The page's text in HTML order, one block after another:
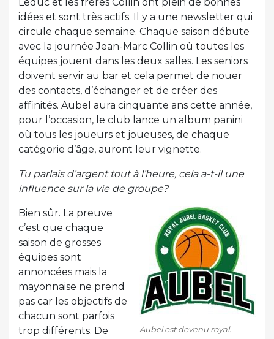
idées et sont très actifs. Il y a une newsletter qui
circule chaque semaine. Chaque saison débute
avec la journée Jean-Marc Collin où toutes les
équipes jouent dans les deux salles. Les seniors
doivent servir au bar et cela permet de nouer
des contacts, d’échanger et de créer des
affinités. Aubel aura cinquante ans cette année,
pour l’occasion, le club lance un album panini
où tous les joueurs et joueuses, de chaque
catégorie d’âge, auront leur vignette.
Tu parlais d’argent tout à l’heure, cela a-t-il une
influence sur la vie de groupe?
Aubel est devenu royal.
Bien sûr. La preuve
c’est que chaque
saison de grosses
équipes sont
annoncées mais la
mayonnaise ne prend
pas car les objectifs de
chacun sont parfois
trop différents. De